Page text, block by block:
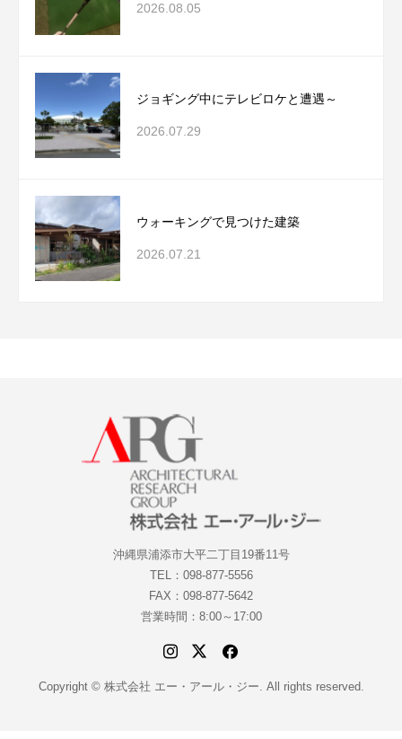
2026.08.05
ジョギング中にテレビロケと遭遇～
2026.07.29
ウォーキングで見つけた建築
2026.07.21
沖縄県浦添市大平二丁目19番11号
TEL：098-877-5556
FAX：098-877-5642
営業時間：8:00～17:00
Copyright © 株式会社 エー・アール・ジー. All rights reserved.